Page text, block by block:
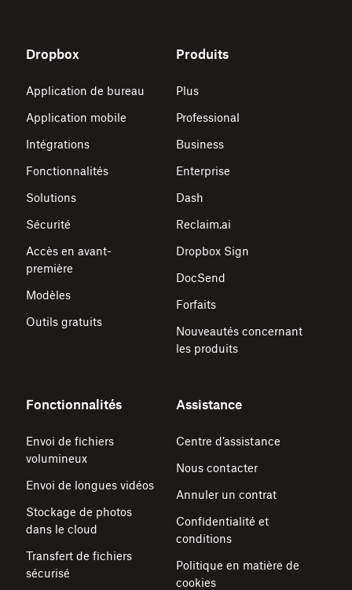
Dropbox
Application de bureau
Application mobile
Intégrations
Fonctionnalités
Solutions
Sécurité
Accès en avant-
première
Modèles
Outils gratuits
Produits
Plus
Professional
Business
Enterprise
Dash
Reclaim.ai
Dropbox Sign
DocSend
Forfaits
Nouveautés concernant
les produits
Fonctionnalités
Envoi de fichiers
volumineux
Envoi de longues vidéos
Stockage de photos
dans le cloud
Transfert de fichiers
sécurisé
Assistance
Centre d’assistance
Nous contacter
Annuler un contrat
Confidentialité et
conditions
Politique en matière de
cookies